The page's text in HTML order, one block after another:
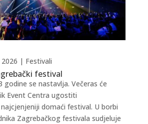
festival
| Festivali
godine se nastavlja. Večeras će
Event Centra ugostiti
domaći festival. U borbi
Zagrebačkog festivala sudjeluje